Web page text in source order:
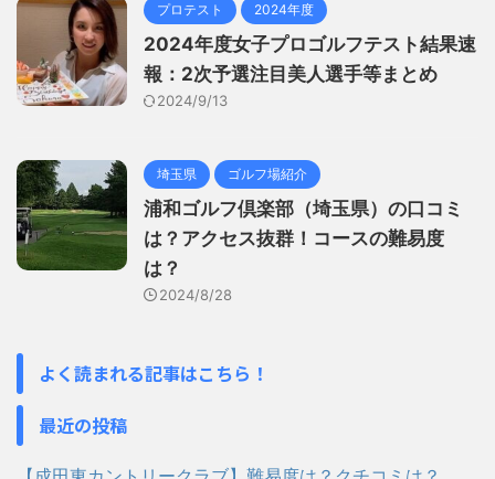
プロテスト 2024年度
2024年度女子プロゴルフテスト結果速
報：2次予選注目美人選手等まとめ
2024/9/13
埼玉県 ゴルフ場紹介
浦和ゴルフ倶楽部（埼玉県）の口コミ
は？アクセス抜群！コースの難易度
は？
2024/8/28
よく読まれる記事はこちら！
最近の投稿